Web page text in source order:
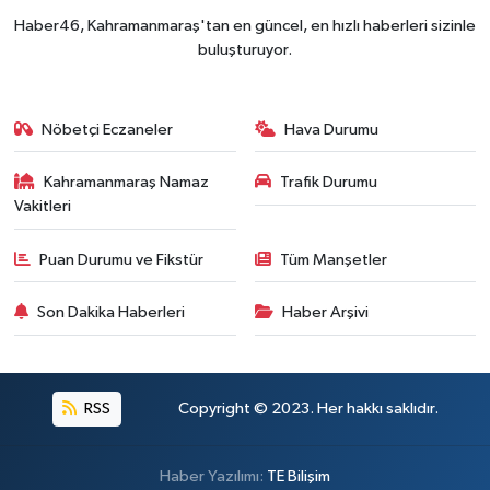
Haber46, Kahramanmaraş'tan en güncel, en hızlı haberleri sizinle
buluşturuyor.
Nöbetçi Eczaneler Hava Durumu
Kahramanmaraş Namaz
Vakitleri
Trafik Durumu
Puan Durumu ve Fikstür Tüm Manşetler
Son Dakika Haberleri Haber Arşivi
RSS Copyright © 2023. Her hakkı saklıdır.
Haber Yazılımı: TE Bilişim